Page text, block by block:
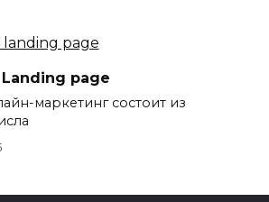
page
маркетинг состоит из